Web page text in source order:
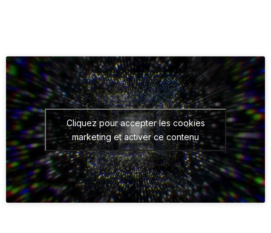
Cliquez pour accepter les cookies
marketing et activer ce contenu